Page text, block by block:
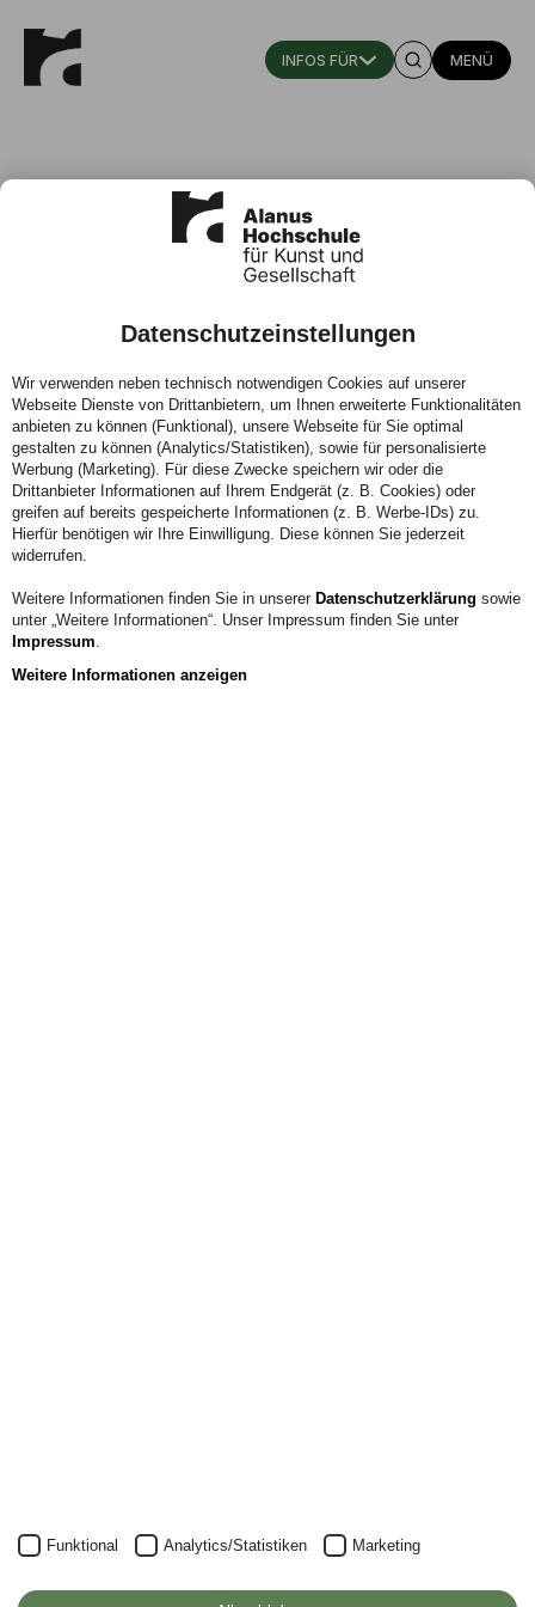
MENÜ
Prof. Bettina Scholz
Professorin für Malerei und Zeichnung
Interkulturalität, Fachbereich Bildungswissenschaft
Zur Vita
KONTAKT
Alanus Hochschule
Datenschutzeinstellungen
Wir verwenden neben technisch notwendigen Cookies auf unserer
Webseite Dienste von Drittanbietern, um Ihnen erweiterte Funktionalitäten
anbieten zu können (Funktional), unsere Webseite für Sie optimal
gestalten zu können (Analytics/Statistiken), sowie für personalisierte
Werbung (Marketing). Für diese Zwecke speichern wir oder die
Drittanbieter Informationen auf Ihrem Endgerät (z. B. Cookies) oder
greifen auf bereits gespeicherte Informationen (z. B. Werbe-IDs) zu.
Hierfür benötigen wir Ihre Einwilligung. Diese können Sie jederzeit
widerrufen.
Weitere Informationen finden Sie in unserer Datenschutzerklärung sowie
unter „Weitere Informationen“. Unser Impressum finden Sie unter
Impressum.
Weitere Informationen anzeigen
Funktional Analytics/Statistiken Marketing